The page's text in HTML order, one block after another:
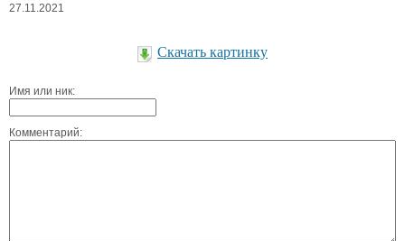
27.11.2021
Скачать картинку
Имя или ник:
Комментарий: